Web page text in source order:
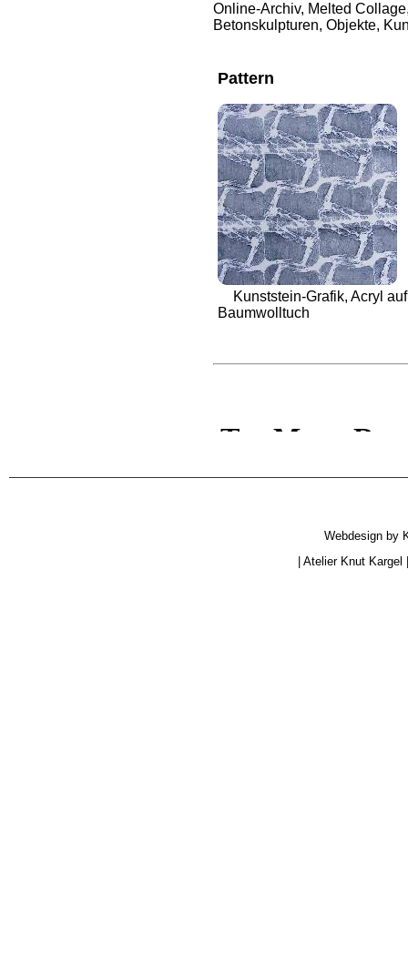
Online-Archiv, Melted
Betonskulpturen, Objekte,
Pattern
Kunststein-Grafik, Acryl auf
Baumwolltuch
Webdesign by
|Atelier Knut Kargel